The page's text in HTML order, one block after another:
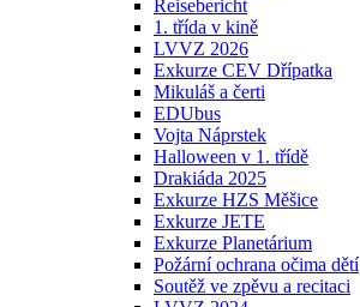
Reisebericht
1. třída v kině
LVVZ 2026
Exkurze CEV Dřípatka
Mikuláš a čerti
EDUbus
Vojta Náprstek
Halloween v 1. třídě
Drakiáda 2025
Exkurze HZS Měšice
Exkurze JETE
Exkurze Planetárium
Požární ochrana očima dětí
Soutěž ve zpěvu a recitaci